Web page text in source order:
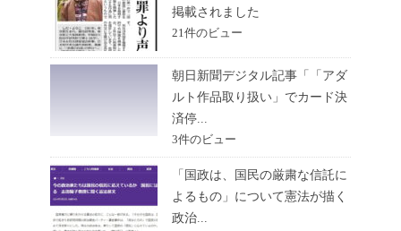
掲載されました
21件のビュー
朝日新聞デジタル記事「「アダ
ルト作品取り扱い」でカード決
済停...
3件のビュー
「国政は、国民の厳粛な信託に
よるもの」について憲法が描く
政治...